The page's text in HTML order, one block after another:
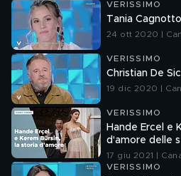
VERISSIMO
Tania
24 ott 2020 |
VERISSIMO
Christian De
19 dic 2020 |
VERISSIMO
Hande Ercel e
d'amore delle
17 giu 2021 |
VERISSIMO